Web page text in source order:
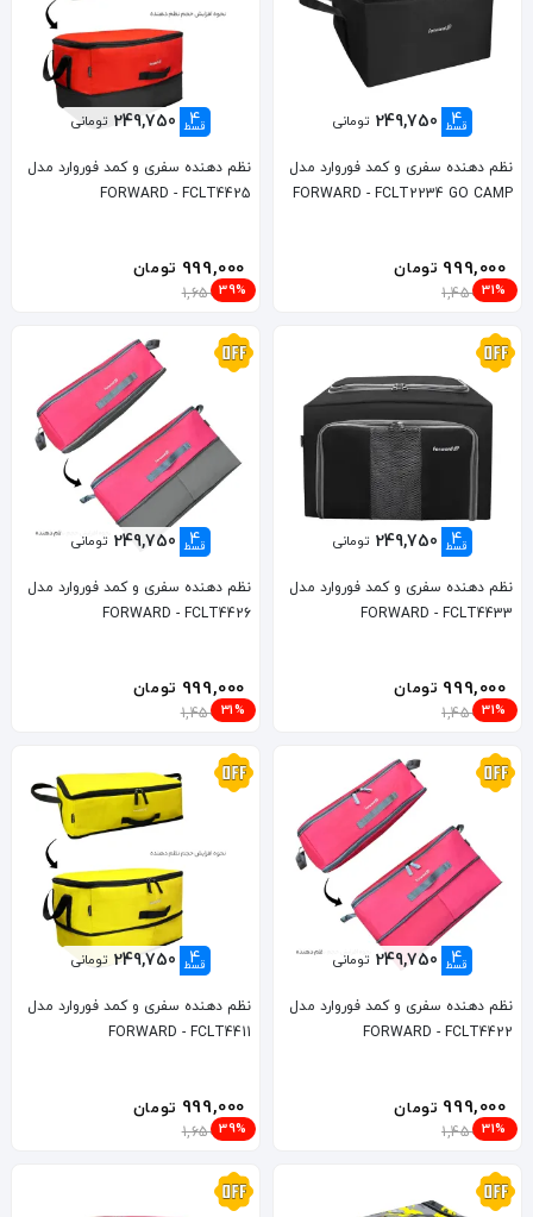
4
قسط 249,750 تومانی
نظم دهنده سفری و کمد فوروارد مدل
FORWARD - FCLT2234 GO CAMP
999,000 تومان
1,450,000
31%
4
قسط 249,750 تومانی
نظم دهنده سفری و کمد فوروارد مدل
FORWARD - FCLT4425
999,000 تومان
1,650,000
39%
4
قسط 249,750 تومانی
نظم دهنده سفری و کمد فوروارد مدل
FORWARD - FCLT4433
999,000 تومان
1,450,000
31%
4
قسط 249,750 تومانی
نظم دهنده سفری و کمد فوروارد مدل
FORWARD - FCLT4426
999,000 تومان
1,450,000
31%
4
قسط 249,750 تومانی
نظم دهنده سفری و کمد فوروارد مدل
FORWARD - FCLT4422
999,000 تومان
1,450,000
31%
4
قسط 249,750 تومانی
نظم دهنده سفری و کمد فوروارد مدل
FORWARD - FCLT4411
999,000 تومان
1,650,000
39%